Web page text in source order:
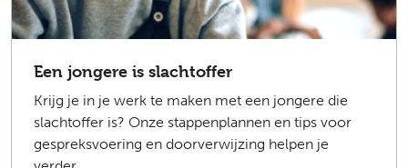
Een jongere is slachtoffer
Krijg je in je werk te maken met een jongere die
slachtoffer is? Onze stappenplannen en tips voor
gespreksvoering en doorverwijzing helpen je